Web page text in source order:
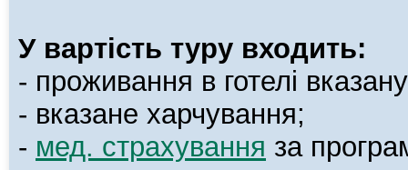
У вартість туру входить:
- проживання в готелі
- вказане харчування;
- мед. страхування за